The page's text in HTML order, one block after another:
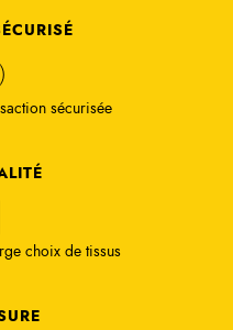
sécurisée
choix de tissus